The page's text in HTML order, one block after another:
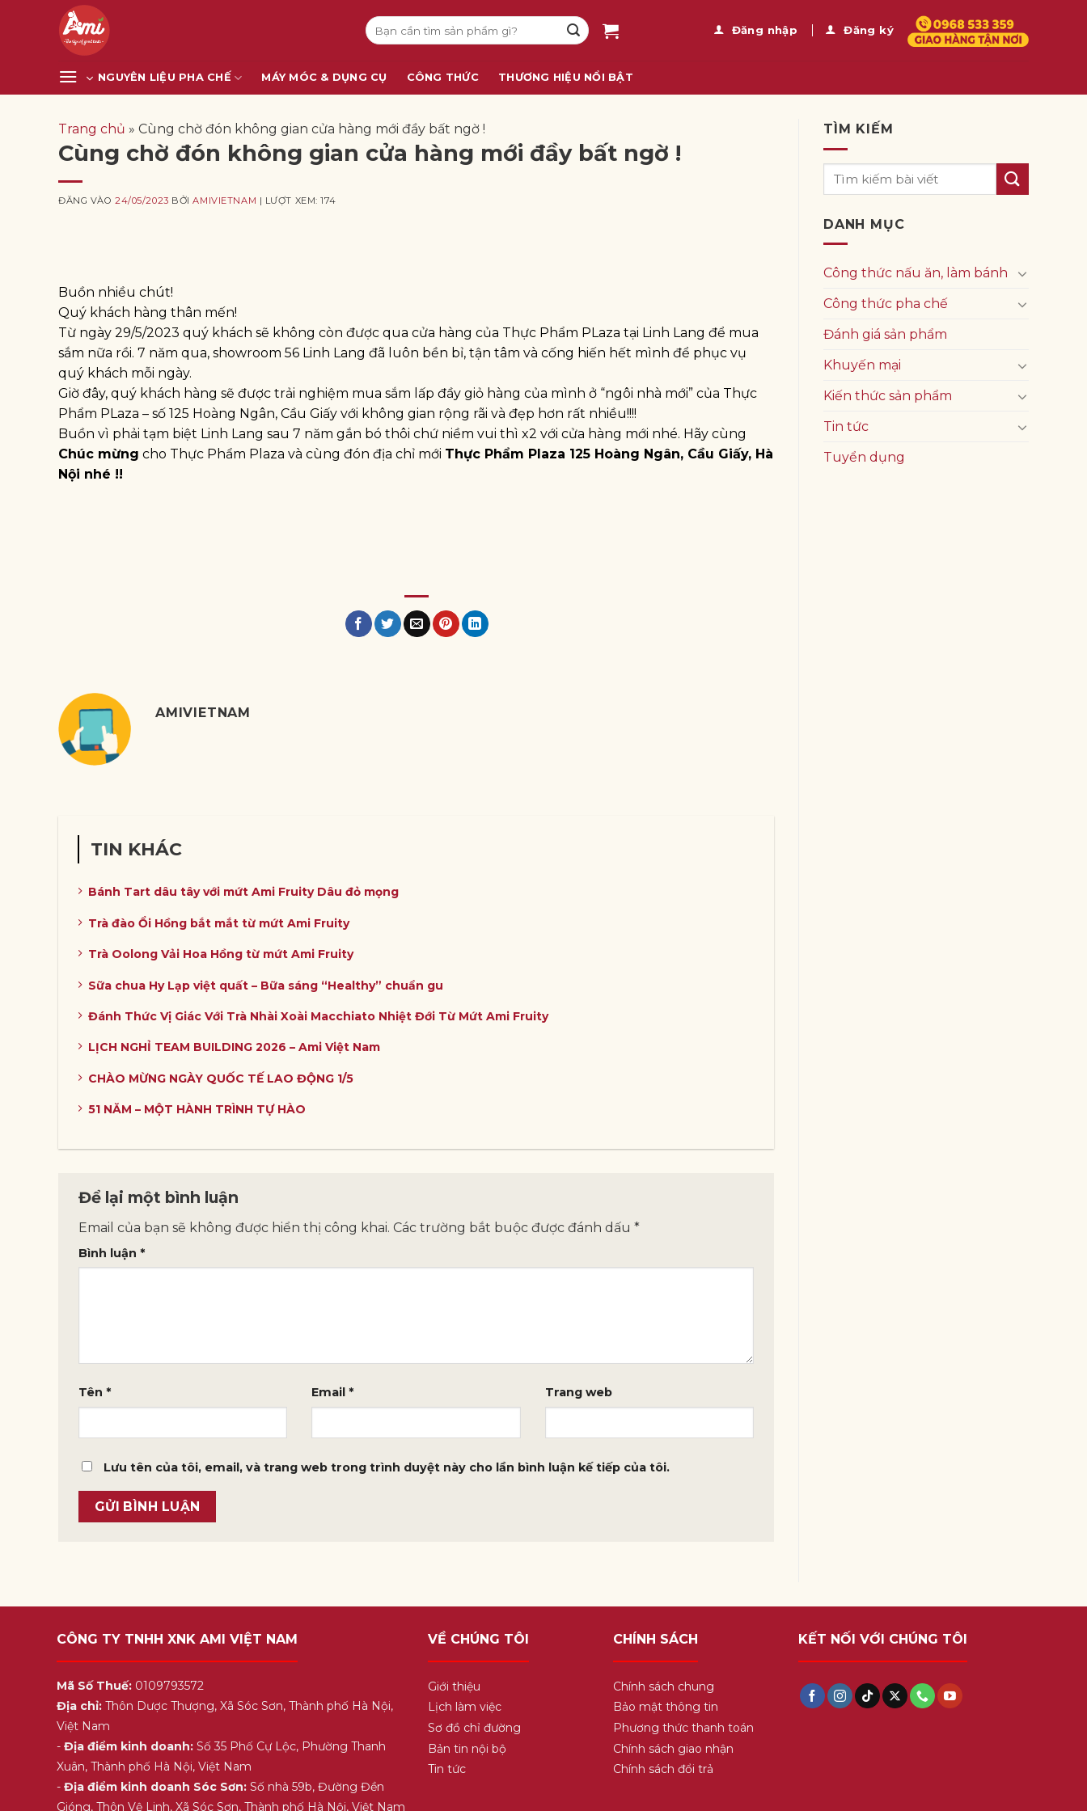
Tìm
kiếm:
Đăng nhập Đăng ký
NGUYÊN LIỆU PHA CHẾ MÁY MÓC & DỤNG CỤ CÔNG THỨC THƯƠNG HIỆU NỔI BẬT
Trang chủ » Cùng chờ đón không gian cửa hàng mới đầy bất ngờ !
Cùng chờ đón không gian cửa hàng mới đầy bất ngờ !
ĐĂNG VÀO24/05/2023 BỞIAMIVIETNAM | LƯỢT XEM: 174
Buồn nhiều chút!
Quý khách hàng thân mến!
Từ ngày 29/5/2023 quý khách sẽ không còn được qua cửa hàng của Thực Phẩm PLaza tại Linh Lang để mua
sắm nữa rồi. 7 năm qua, showroom 56 Linh Lang đã luôn bền bỉ, tận tâm và cống hiến hết mình để phục vụ
quý khách mỗi ngày.
Giờ đây, quý khách hàng sẽ được trải nghiệm mua sắm lấp đầy giỏ hàng của mình ở “ngôi nhà mới” của Thực
Phẩm PLaza – số 125 Hoàng Ngân, Cầu Giấy với không gian rộng rãi và đẹp hơn rất nhiều!!!!
Buồn vì phải tạm biệt Linh Lang sau 7 năm gắn bó thôi chứ niềm vui thì x2 với cửa hàng mới nhé. Hãy cùng
Chúc mừng cho Thực Phẩm Plaza và cùng đón địa chỉ mới Thực Phẩm Plaza 125 Hoàng Ngân, Cầu Giấy, Hà
Nội nhé !!
AMIVIETNAM
TIN KHÁC
Bánh Tart dâu tây với mứt Ami Fruity Dâu đỏ mọng
Trà đào Ổi Hồng bắt mắt từ mứt Ami Fruity
Trà Oolong Vải Hoa Hồng từ mứt Ami Fruity
Sữa chua Hy Lạp việt quất – Bữa sáng “Healthy” chuẩn gu
Đánh Thức Vị Giác Với Trà Nhài Xoài Macchiato Nhiệt Đới Từ Mứt Ami Fruity
LỊCH NGHỈ TEAM BUILDING 2026 – Ami Việt Nam
CHÀO MỪNG NGÀY QUỐC TẾ LAO ĐỘNG 1/5
51 NĂM – MỘT HÀNH TRÌNH TỰ HÀO
Để lại một bình luận
Email của bạn sẽ không được hiển thị công khai. Các trường bắt buộc được đánh dấu *
Bình luận *
Tên * Email* Trang web
Lưu tên của tôi, email, và trang web trong trình duyệt này cho lần bình luận kế tiếp của tôi.
TÌM KIẾM
DANH MỤC
Công thức nấu ăn, làm bánh
Công thức pha chế
Đánh giá sản phẩm
Khuyến mại
Kiến thức sản phẩm
Tin tức
Tuyển dụng
CÔNG TY TNHH XNK AMI VIỆT NAM
Mã Số Thuế: 0109793572
Địa chỉ: Thôn Dược Thượng, Xã Sóc Sơn, Thành phố Hà Nội,
Việt Nam
-Địa điểm kinh doanh: Số 35 Phố Cự Lộc, Phường Thanh
Xuân, Thành phố Hà Nội, Việt Nam
-Địa điểm kinh doanh Sóc Sơn: Số nhà 59b, Đường Đền
Gióng, Thôn Vệ Linh, Xã Sóc Sơn, Thành phố Hà Nội, Việt Nam
VỀ CHÚNG TÔI
Giới thiệu
Lịch làm việc
Sơ đồ chỉ đường
Bản tin nội bộ
Tin tức
CHÍNH SÁCH
Chính sách chung
Bảo mật thông tin
Phương thức thanh toán
Chính sách giao nhận
Chính sách đổi trả
KẾT NỐI VỚI CHÚNG TÔI